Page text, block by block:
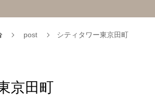
post シティタワー東京田町
京田町